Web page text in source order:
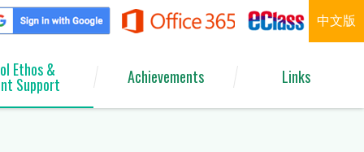
中文版
Ethos &
Support Achievements Links